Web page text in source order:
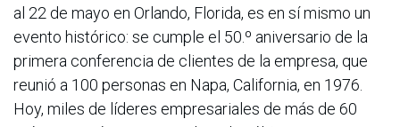
al 22 de mayo en Orlando, Florida, es en sí mismo un
evento histórico: se cumple el 50.º aniversario de la
primera conferencia de clientes de la empresa, que
reunió a 100 personas en Napa, California, en 1976.
Hoy, miles de líderes empresariales de más de 60